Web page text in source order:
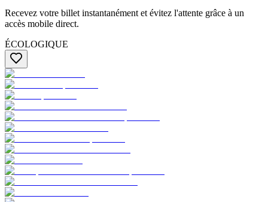
Recevez votre billet instantanément et évitez l'attente grâce à un
accès mobile direct.
ÉCOLOGIQUE